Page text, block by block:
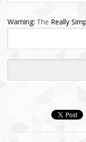
Warning: The Really